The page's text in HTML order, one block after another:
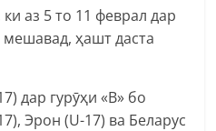
аз 5 то 11 феврал дар
ҳашт даста
дар гурӯҳи «В» бо
Эрон (U-17) ва Беларус